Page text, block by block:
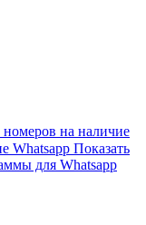
на наличие
Whatsapp Показать
для Whatsapp